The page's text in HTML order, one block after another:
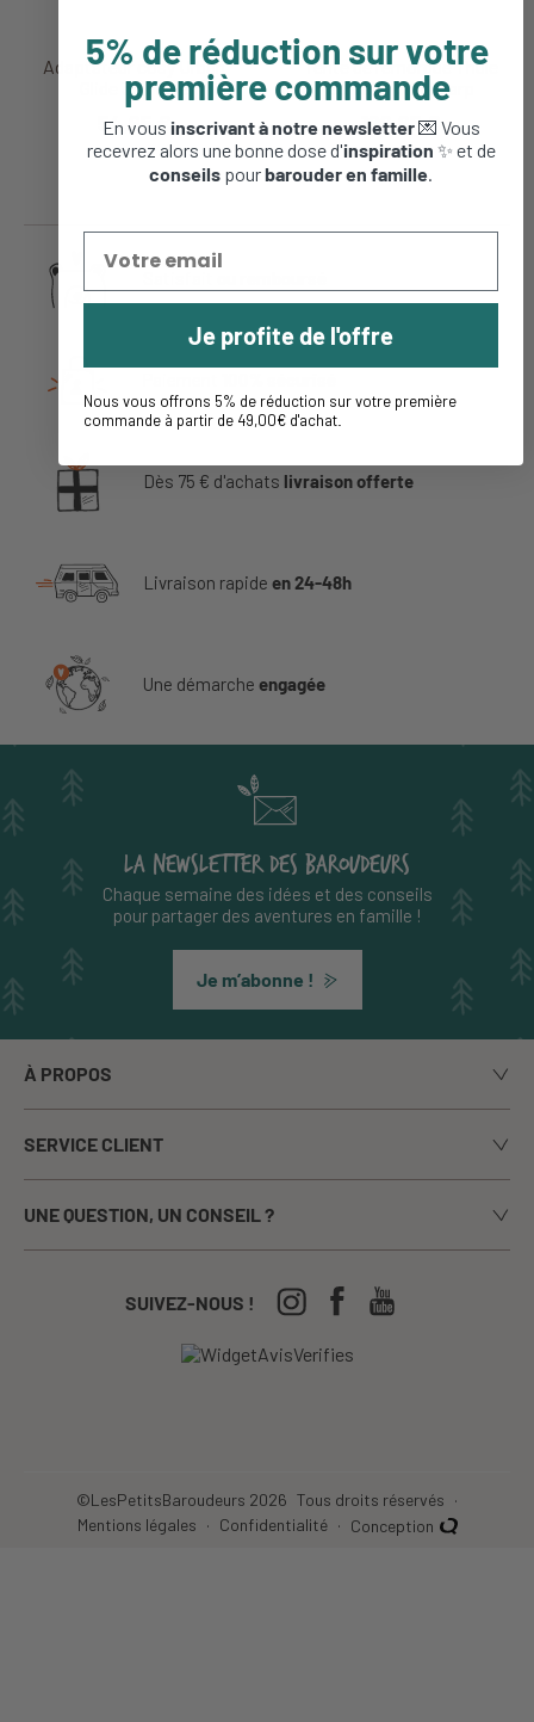
Adaptateur cosy Urban
Glide 3 - Thule
54,95 €
Tente de remorque Thule
Sun and Wind Tarp
129,95 €
Dès 75 € d'achats livraison offerte
Livraison rapide en 24-48h
Une démarche engagée
LA NEWSLETTER DES BAROUDEURS
Chaque semaine des idées et des conseils
pour partager des aventures en famille !
Je m’abonne !
À PROPOS
Notre histoire
Le blog
Nos marques
La presse en parle
Nos Festivals
SERVICE CLIENT
Livraison
Paiement sécurisé
Echanges / Retours
UNE QUESTION, UN CONSEIL ?
Appelez-nous du lundi au vendredi de 9h00 à 17h00
04-50-63-93-44
SUIVEZ-NOUS !
©LesPetitsBaroudeurs 2026 Tous droits réservés
Mentions légales
Confidentialité Conception
5% de réduction sur votre
première commande
En vous inscrivant à notre newsletter💌 Vous
recevrez alors une bonne dose d'inspiration ✨ et de
conseils pourbarouder en famille
Je profite de l'offre
Nous vous offrons 5% de réduction sur votre première
commande à partir de 49,00€ d'achat